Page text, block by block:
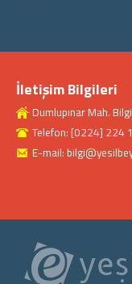
İletişim Bilgileri
Dumlupınar Mah.
Telefon: [0224] 224
E-mail: